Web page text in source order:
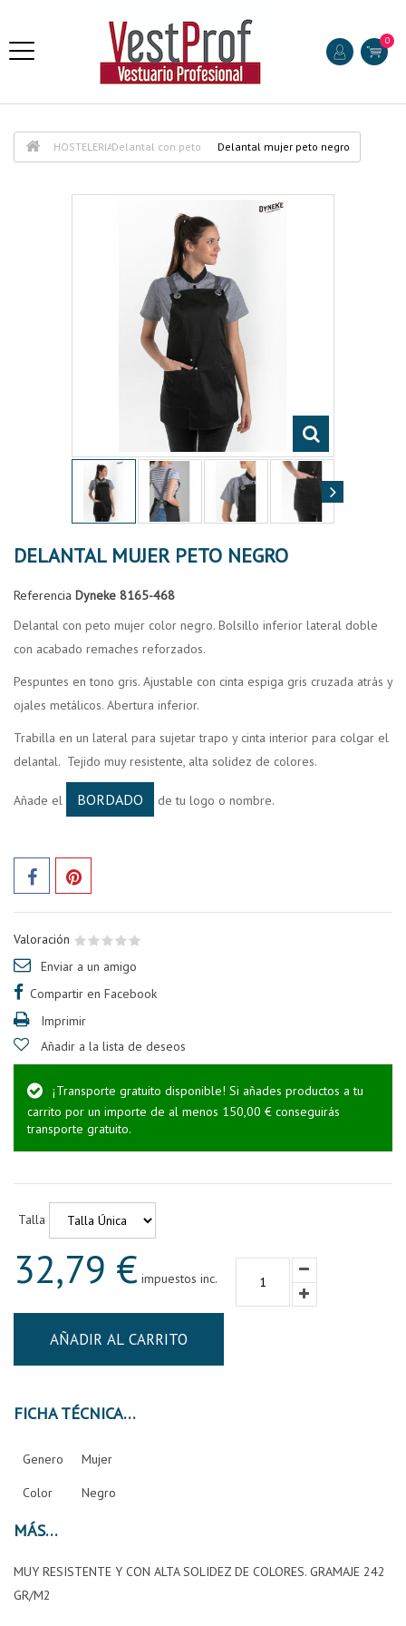
0
HOSTELERIADelantal con peto Delantal mujer peto negro
DELANTAL MUJER PETO NEGRO
Referencia Dyneke 8165-468
Delantal con peto mujer color negro. Bolsillo inferior lateral doble
con acabado remaches reforzados.
Pespuntes en tono gris. Ajustable con cinta espiga gris cruzada atrás y
ojales metálicos. Abertura inferior.
Trabilla en un lateral para sujetar trapo y cinta interior para colgar el
delantal. Tejido muy resistente, alta solidez de colores.
Añade el BORDADO de tu logo o nombre.
Valoración
Enviar a un amigo
Compartir en Facebook
Imprimir
Añadir a la lista de deseos
¡Transporte gratuito disponible! Si añades productos a tu
carrito por un importe de al menos 150,00 € conseguirás
transporte gratuito.
Talla
32,79 € impuestos inc.
AÑADIR AL CARRITO
FICHA TÉCNICA
Genero Mujer
Color Negro
MÁS
MUY RESISTENTE Y CON ALTA SOLIDEZ DE COLORES. GRAMAJE 242
GR/M2